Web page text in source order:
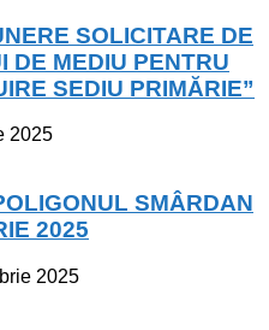
SOLICITARE DE
DE MEDIU PENTRU
SEDIU PRIMĂRIE”
2025
SMÂRDAN
2025
2025